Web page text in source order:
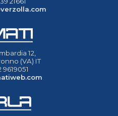
12,
(VA) IT
9619051